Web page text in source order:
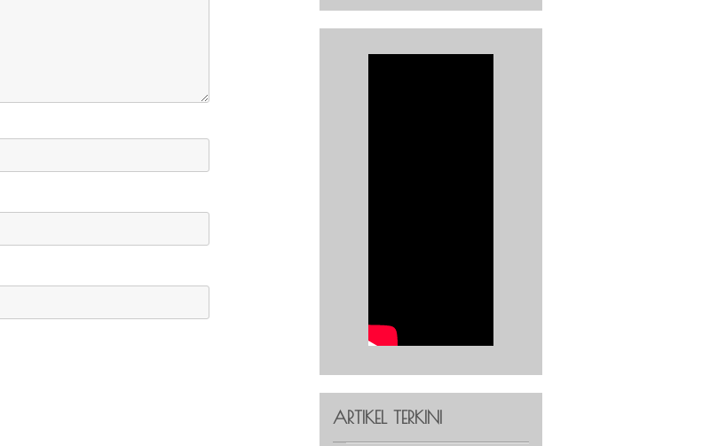
ARTIKEL TERKINI